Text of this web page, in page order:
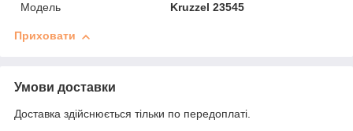
Модель
Kruzzel 23545
Приховати
Умови доставки
Доставка здійснюється тільки по передоплаті.